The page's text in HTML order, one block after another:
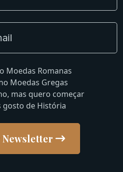
Moedas Romanas
Moedas Gregas
mas quero começar
gosto de História
Newsletter